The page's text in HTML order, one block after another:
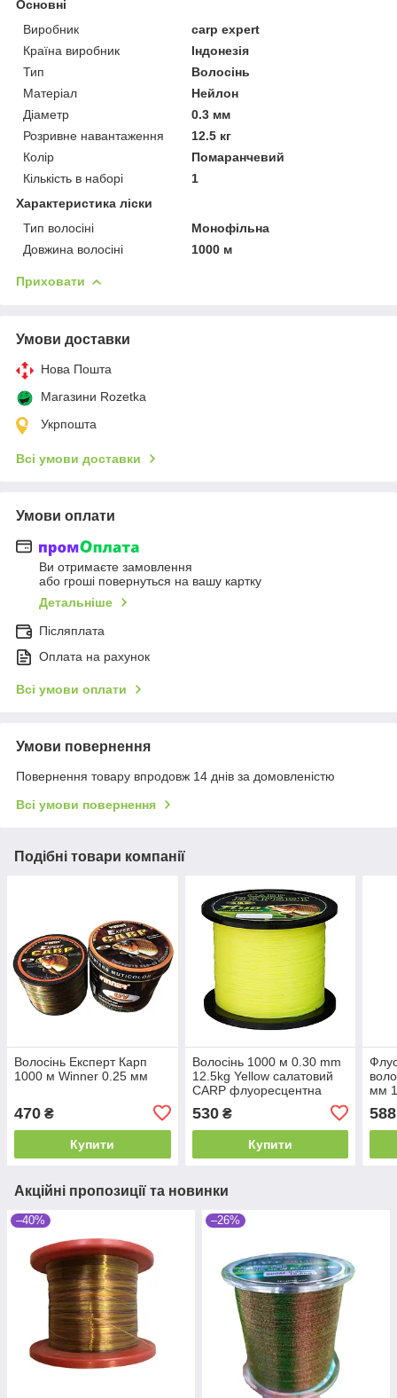
Основні
Виробник
carp expert
Країна виробник
Індонезія
Тип
Волосінь
Матеріал
Нейлон
Діаметр
0.3 мм
Розривне навантаження
12.5 кг
Колір
Помаранчевий
Кількість в наборі
1
Характеристика ліски
Тип волосіні
Монофільна
Довжина волосіні
1000 м
Приховати
Умови доставки
Нова Пошта
Магазини Rozetka
Укрпошта
Всі умови доставки
Умови оплати
Ви отримаєте замовлення
або гроші повернуться на вашу картку
Детальніше
Післяплата
Оплата на рахунок
Всі умови оплати
Умови повернення
Повернення товару впродовж 14 днів за домовленістю
Всі умови повернення
Подібні товари компанії
Волосінь Експерт Карп
1000 м Winner 0.25 мм
470 ₴
Купити
Волосінь 1000 м 0.30 mm
12.5kg Yellow салатовий
CARP флуоресцентна
530₴
Купити
мм
588
Акційні пропозиції та новинки
–40% –26%